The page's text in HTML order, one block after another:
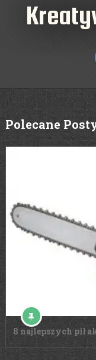
Polecane
8 najlepszych pił